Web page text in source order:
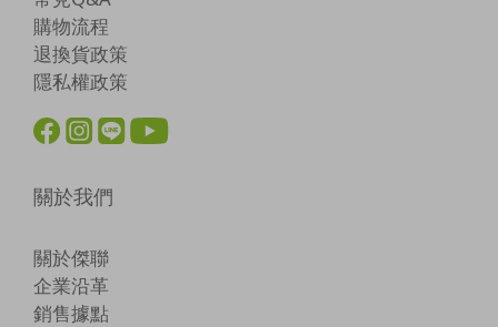
購物流程
退換貨政策
隱私權政策
關於我們
關於傑聯
企業沿革
銷售據點